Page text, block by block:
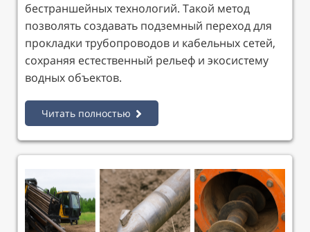
бестраншейных технологий. Такой метод
позволять создавать подземный переход для
прокладки трубопроводов и кабельных сетей,
сохраняя естественный рельеф и экосистему
водных объектов.
Читать полностью